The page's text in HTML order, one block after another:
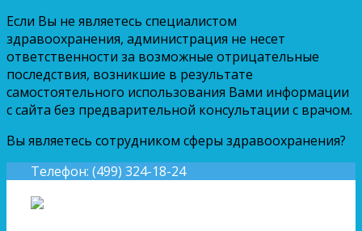
Если Вы не являетесь специалистом
здравоохранения, администрация не несет
ответственности за возможные отрицательные
последствия, возникшие в результате
самостоятельного использования Вами информации
с сайта без предварительной консультации с врачом.
Вы являетесь сотрудником сферы здравоохранения?
Телефон: (499) 324-18-24